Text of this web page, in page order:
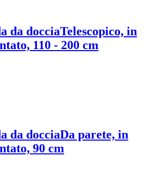
da docciaTelescopico, in
110 - 200 cm
da docciaDa parete, in
90 cm